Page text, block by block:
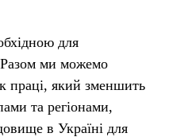
для
Разом ми можемо
праці, який зменшить
та регіонами,
в Україні для